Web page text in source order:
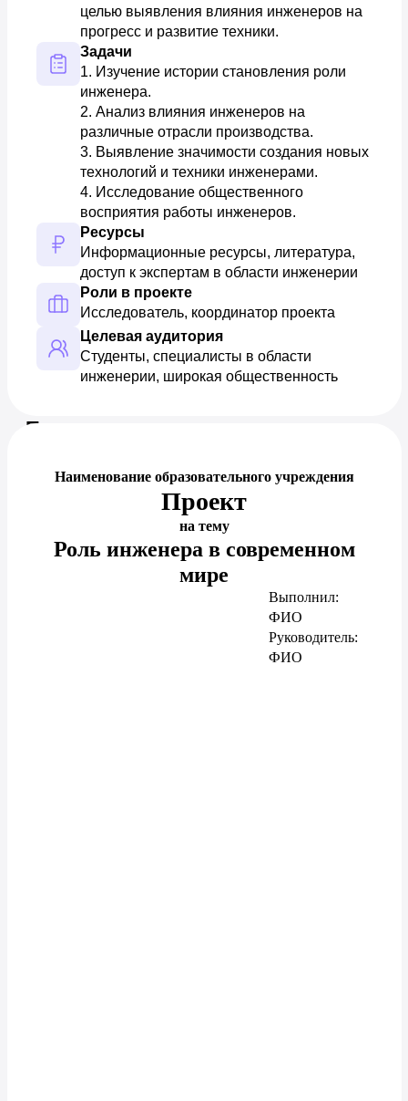
целью выявления влияния инженеров на
прогресс и развитие техники.
Задачи
1. Изучение истории становления роли
инженера.
2. Анализ влияния инженеров на
различные отрасли производства.
3. Выявление значимости создания новых
технологий и техники инженерами.
4. Исследование общественного
восприятия работы инженеров.
Ресурсы
Информационные ресурсы, литература,
доступ к экспертам в области инженерии
Роли в проекте
Исследователь, координатор проекта
Целевая аудитория
Студенты, специалисты в области
инженерии, широкая общественность
Предпросмотр документа
Наименование образовательного учреждения
Проект
на тему
Роль инженера в современном
мире
Выполнил:
ФИО
Руководитель:
ФИО